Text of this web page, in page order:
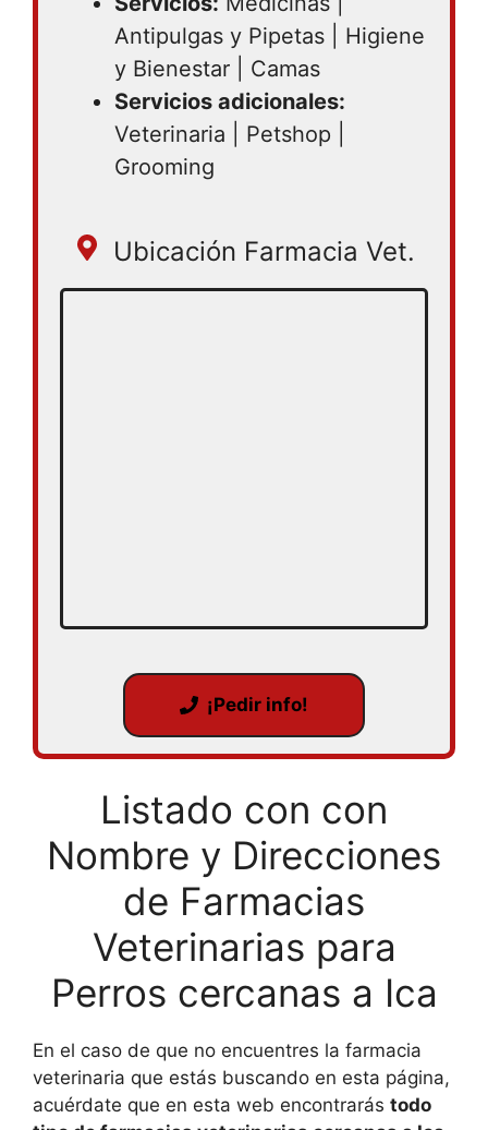
Antipulgas y Pipetas | Higiene
y Bienestar | Camas
Servicios adicionales:
Veterinaria | Petshop |
Grooming
Ubicación Farmacia Vet.
¡Pedir info!
Listado con con
Nombre y Direcciones
de Farmacias
Veterinarias para
Perros cercanas a Ica
En el caso de que no encuentres la farmacia
veterinaria que estás buscando en esta página,
acuérdate que en esta web encontrarás todo